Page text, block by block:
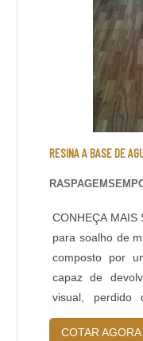
prejudica a ....
RESINA A BASE DE
CONHEÇA MAIS
para soalho de
composto por
capaz de
visual, perdido
utilização. Os
bonitos e
COTAR AGORA